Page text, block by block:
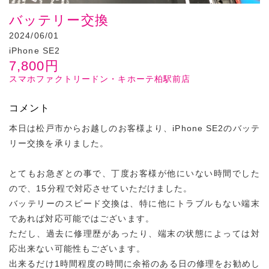
バッテリー交換
2024/06/01
iPhone SE2
7,800 円
スマホファクトリードン・キホーテ柏駅前店
コメント
本日は松戸市からお越しのお客様より、iPhone SE2のバッテ
リー交換を承りました。
とてもお急ぎとの事で、丁度お客様が他にいない時間でした
ので、15分程で対応させていただけました。
バッテリーのスピード交換は、特に他にトラブルもない端末
であれば対応可能ではございます。
ただし、過去に修理歴があったり、端末の状態によっては対
応出来ない可能性もございます。
出来るだけ1時間程度の時間に余裕のある日の修理をお勧めし